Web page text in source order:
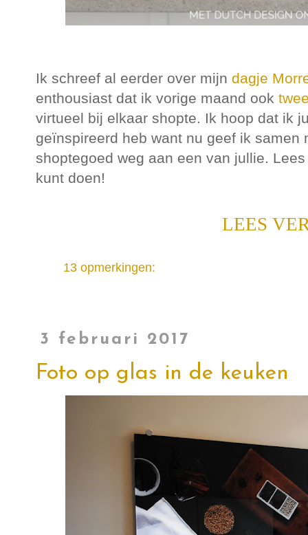
Ik schreef al eerder over mijn dagje
enthousiast dat ik vorige maand ook
virtueel bij elkaar shopte. Ik hoop dat ik
geïnspireerd heb want nu geef ik
shoptegoed weg aan een van jullie.
kunt doen!
LEES
13 opmerkingen:
3 februari 2017
Foto op glas in de keuken